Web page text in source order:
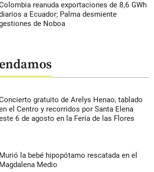
reanuda exportaciones de 8,6 GWh
a Ecuador; Palma desmiente
de Noboa
gratuito de Arelys Henao, tablado
el Centro y recorridos por Santa Elena
6 de agosto en la Feria de las Flores
Murió la bebé hipopótamo rescatada en el
Magdalena Medio